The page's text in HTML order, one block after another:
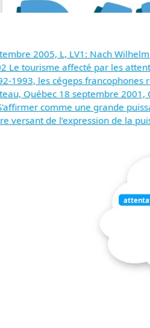
2005, L, LV1: Nach
Le tourisme affecté par les
1993, les cégeps
Québec 18 septembre 2001,
comme une grande
versant de l’expression de la